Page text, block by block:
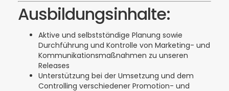
Ausbildungsinhalte:
Aktive und selbstständige Planung sowie
Durchführung und Kontrolle von Marketing- und
Kommunikationsmaßnahmen zu unseren
Releases
Unterstützung bei der Umsetzung und dem
Controlling verschiedener Promotion- und